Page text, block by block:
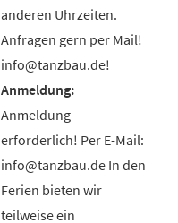
anderen Uhrzeiten.
Anfragen gern per Mail!
info@tanzbau.de!
Anmeldung
erforderlich! Per E-Mail:
info@tanzbau.de In den
Ferien bieten wir
teilweise ein